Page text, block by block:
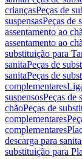
criançasPeças de
suspensasPeças de
assentamento ao
assentamento ao
substituição para
sanitaPeças de
sanitaPeças de
complementares
suspensosPeças de
chãoPeças de
complementares
complementares
descarga para
substituição para